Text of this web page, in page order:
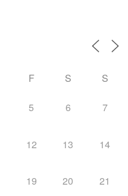
F S S
5 6 7
12 13 14
19 20 21